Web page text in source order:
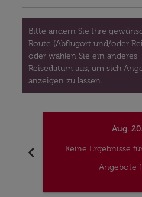
Bitte ändern Sie Ihre
Route (Abflugort und/oder
oder wählen Sie ein anderes
Reisedatum aus, um sich
anzeigen zu lassen.
chevron_left
Aug.
Keine Ergebnisse
Angebote